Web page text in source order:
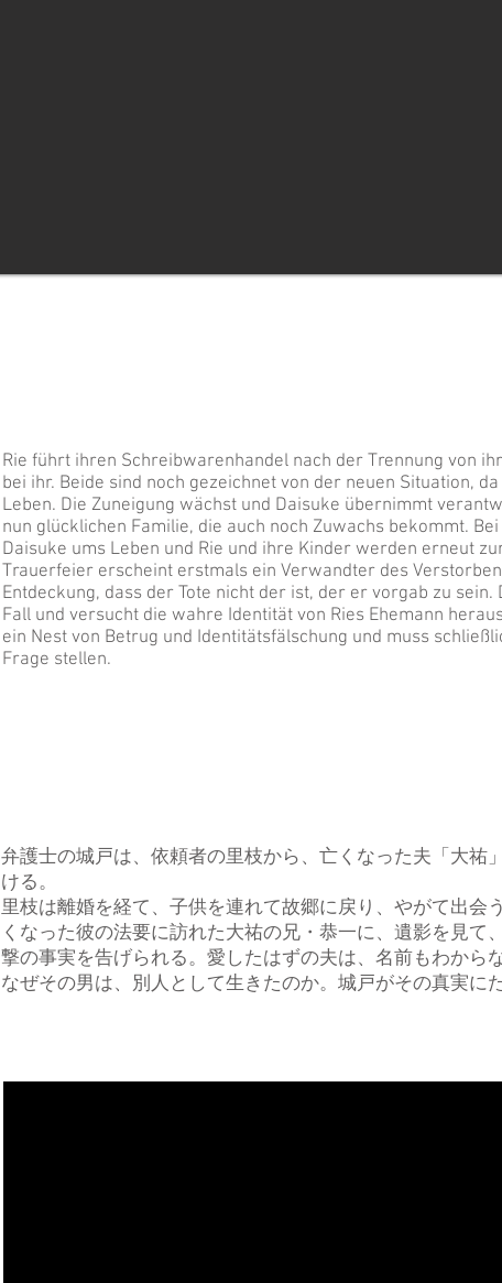
Rie führt ihren Schreibwarenhandel nach der Trennung von
bei ihr. Beide sind noch gezeichnet von der neuen Situation,
Leben. Die Zuneigung wächst und Daisuke übernimmt
nun glücklichen Familie, die auch noch Zuwachs bekommt.
Daisuke ums Leben und Rie und ihre Kinder werden erneut
Trauerfeier erscheint erstmals ein Verwandter des
Entdeckung, dass der Tote nicht der ist, der er vorgab zu
Fall und versucht die wahre Identität von Ries Ehemann
ein Nest von Betrug und Identitätsfälschung und muss
Frage stellen.
弁護士の城戸は、依頼者の里枝から、亡くなった夫「大祐
ける。
里枝は離婚を経て、子供を連れて故郷に戻り、やがて出会
くなった彼の法要に訪れた大祐の兄・恭一に、遺影を見て
撃の事実を告げられる。愛したはずの夫は、名前もわから
なぜその男は、別人として生きたのか。城戸がその真実に